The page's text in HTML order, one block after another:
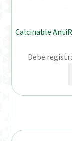
Calcinable
Debe